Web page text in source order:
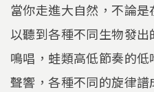
當你走進大自然，不論
以聽到各種不同生物發
鳴唱，蛙類高低節奏的
聲響，各種不同的旋律